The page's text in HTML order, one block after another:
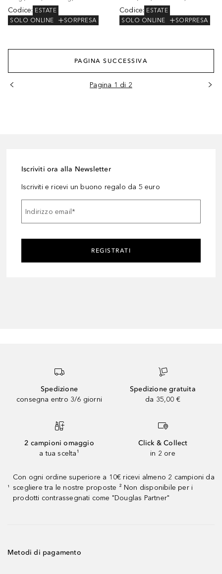
Codice: ESTATE
SOLO ONLINE
SORPRESA
Codice: ESTATE
SOLO ONLINE
SORPRESA
PAGINA SUCCESSIVA
Pagina 1 di 2
Iscriviti ora alla Newsletter
Iscriviti e ricevi un buono regalo da 5 euro
Indirizzo email *
REGISTRATI
Spedizione
consegna entro 3/6 giorni
Spedizione gratuita
da 35,00 €
2 campioni omaggio
a tua scelta¹
Click & Collect
in 2 ore
¹
Con ogni ordine superiore a 10€ ricevi almeno 2 campioni da
scegliere tra le nostre proposte ² Non disponibile per i
prodotti contrassegnati come "Douglas Partner"
Metodi di pagamento